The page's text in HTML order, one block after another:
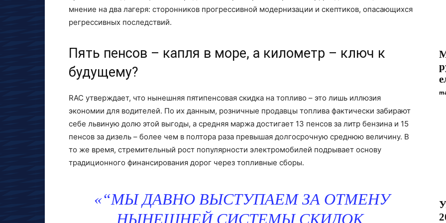
мнение на два лагеря: сторонников прогрессивной модернизации и скептиков, опасающихся
регрессивных последствий.
Пять пенсов – капля в море, а километр – ключ к
будущему?
RAC утверждает, что нынешняя пятипенсовая скидка на топливо – это лишь иллюзия
экономии для водителей. По их данным, розничные продавцы топлива фактически забирают
себе львиную долю этой выгоды, а средняя маржа достигает 13 пенсов за литр бензина и 15
пенсов за дизель – более чем в полтора раза превышая долгосрочную среднюю величину. В
то же время, стремительный рост популярности электромобилей подрывает основу
традиционного финансирования дорог через топливные сборы.
“МЫ ДАВНО ВЫСТУПАЕМ ЗА ОТМЕНУ
НЫНЕШНЕЙ СИСТЕМЫ СКИДОК,